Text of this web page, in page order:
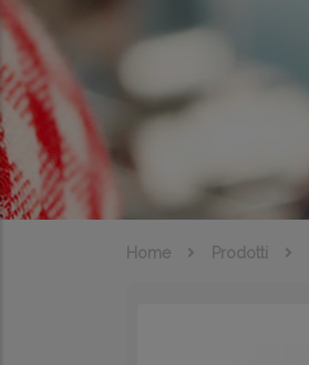
Home Prodotti